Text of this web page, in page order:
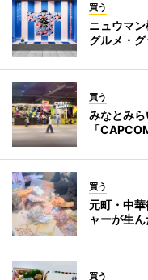
買う
ニュウマ
グルメ・
買う
みなとみ
「
買う
元町・中
ャーが生
買う